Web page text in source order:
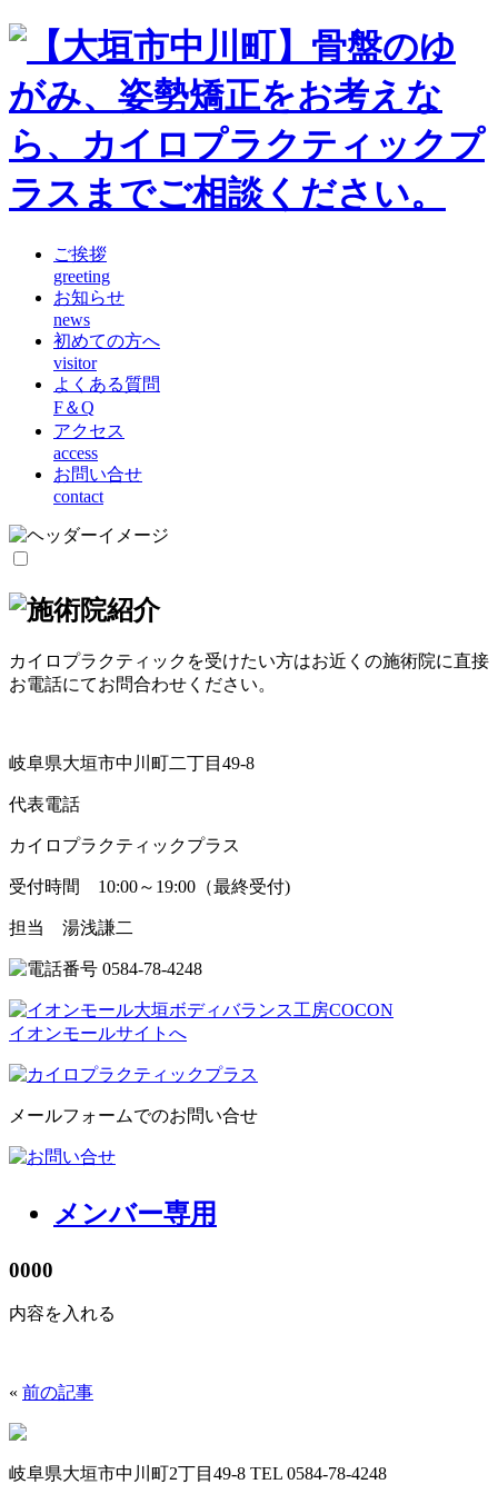
ご挨拶
greeting
お知らせ
news
初めての方へ
visitor
よくある質問
F＆Q
アクセス
access
お問い合せ
contact
カイロプラクティックを受けたい方はお近くの施術院に直接
お電話にてお問合わせください。
岐阜県大垣市中川町二丁目49-8
代表電話
カイロプラクティックプラス
受付時間 10:00～19:00（最終受付)
担当 湯浅謙二
イオンモールサイトへ
メールフォームでのお問い合せ
メンバー専用
0000
内容を入れる
« 前の記事
岐阜県大垣市中川町2丁目49-8 TEL 0584-78-4248